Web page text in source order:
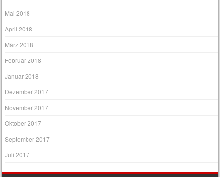
Mai 2018
April 2018
März 2018
Februar 2018
Januar 2018
Dezember 2017
November 2017
Oktober 2017
September 2017
Juli 2017